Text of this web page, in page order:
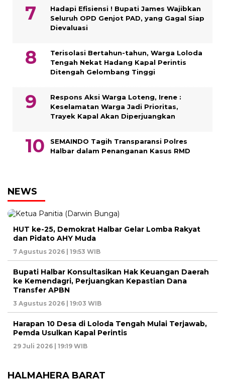
Hadapi Efisiensi ! Bupati James Wajibkan
Seluruh OPD Genjot PAD, yang Gagal Siap
Dievaluasi
Terisolasi Bertahun-tahun, Warga Loloda
Tengah Nekat Hadang Kapal Perintis
Ditengah Gelombang Tinggi
Respons Aksi Warga Loteng, Irene :
Keselamatan Warga Jadi Prioritas,
Trayek Kapal Akan Diperjuangkan
SEMAINDO Tagih Transparansi Polres
Halbar dalam Penanganan Kasus RMD
NEWS
HUT ke-25, Demokrat Halbar Gelar Lomba Rakyat
dan Pidato AHY Muda
7 Agustus 2026 | 19:53 WIB
Bupati Halbar Konsultasikan Hak Keuangan Daerah
ke Kemendagri, Perjuangkan Kepastian Dana
Transfer APBN
3 Agustus 2026 | 19:03 WIB
Harapan 10 Desa di Loloda Tengah Mulai Terjawab,
Pemda Usulkan Kapal Perintis
29 Juli 2026 | 19:19 WIB
HALMAHERA BARAT